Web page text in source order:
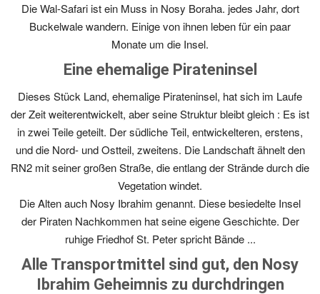
Die Wal-Safari ist ein Muss in Nosy Boraha. jedes Jahr, dort
Buckelwale wandern. Einige von ihnen leben für ein paar
Monate um die Insel.
Eine ehemalige Pirateninsel
Dieses Stück Land, ehemalige Pirateninsel, hat sich im Laufe
der Zeit weiterentwickelt, aber seine Struktur bleibt gleich : Es ist
in zwei Teile geteilt. Der südliche Teil, entwickelteren, erstens,
und die Nord- und Ostteil, zweitens. Die Landschaft ähnelt den
RN2 mit seiner großen Straße, die entlang der Strände durch die
Vegetation windet.
Die Alten auch Nosy Ibrahim genannt. Diese besiedelte Insel
der Piraten Nachkommen hat seine eigene Geschichte. Der
ruhige Friedhof St. Peter spricht Bände ...
Alle Transportmittel sind gut, den Nosy
Ibrahim Geheimnis zu durchdringen